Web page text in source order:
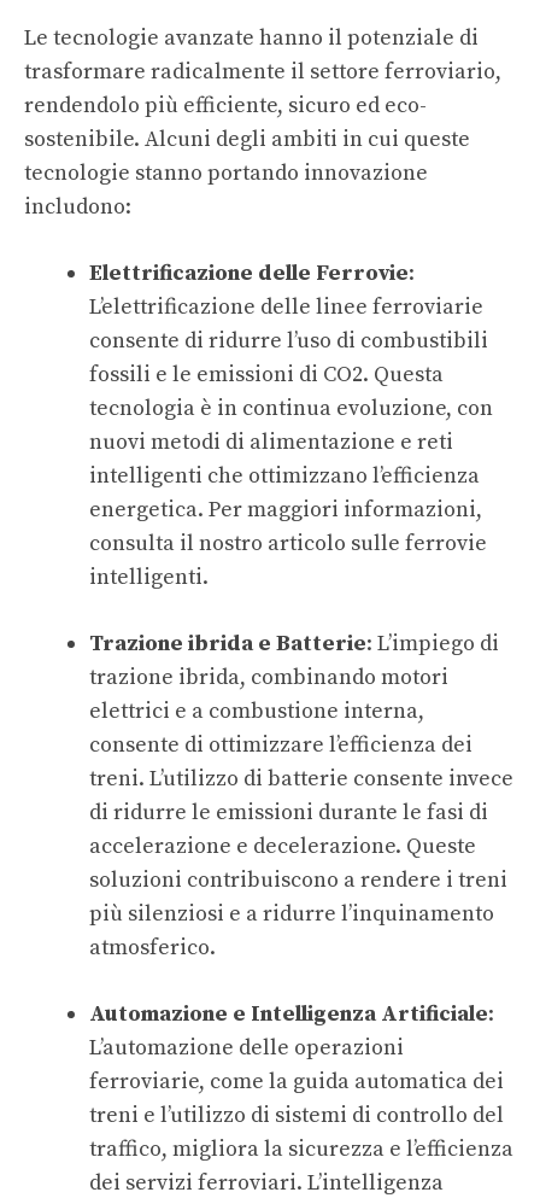
Le tecnologie avanzate hanno il potenziale di
trasformare radicalmente il settore ferroviario,
rendendolo più efficiente, sicuro ed eco-
sostenibile. Alcuni degli ambiti in cui queste
tecnologie stanno portando innovazione
includono:
Elettrificazione delle Ferrovie:
L’elettrificazione delle linee ferroviarie
consente di ridurre l’uso di combustibili
fossili e le emissioni di CO2. Questa
tecnologia è in continua evoluzione, con
nuovi metodi di alimentazione e reti
intelligenti che ottimizzano l’efficienza
energetica. Per maggiori informazioni,
consulta il nostro articolo sulle ferrovie
intelligenti.
Trazione ibrida e Batterie: L’impiego di
trazione ibrida, combinando motori
elettrici e a combustione interna,
consente di ottimizzare l’efficienza dei
treni. L’utilizzo di batterie consente invece
di ridurre le emissioni durante le fasi di
accelerazione e decelerazione. Queste
soluzioni contribuiscono a rendere i treni
più silenziosi e a ridurre l’inquinamento
atmosferico.
Automazione e Intelligenza Artificiale:
L’automazione delle operazioni
ferroviarie, come la guida automatica dei
treni e l’utilizzo di sistemi di controllo del
traffico, migliora la sicurezza e l’efficienza
dei servizi ferroviari. L’intelligenza